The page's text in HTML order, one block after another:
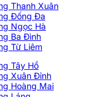
Thanh Xuân
Đống Đa
Ngọc Hà
Ba Đình
Từ Liêm
Tây Hồ
Xuân Đỉnh
Hoàng Mai